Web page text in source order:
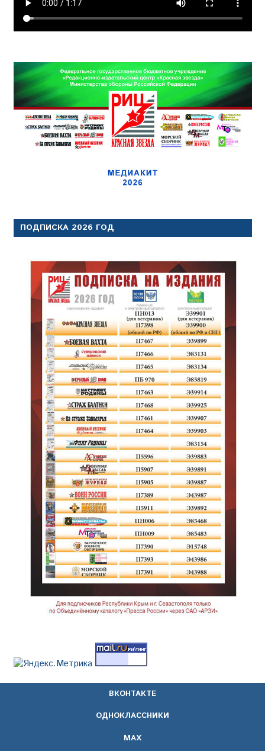
ПОДПИСКА 2026 ГОД
ВКОНТАКТЕ
ОДНОКЛАССНИКИ
МАХ